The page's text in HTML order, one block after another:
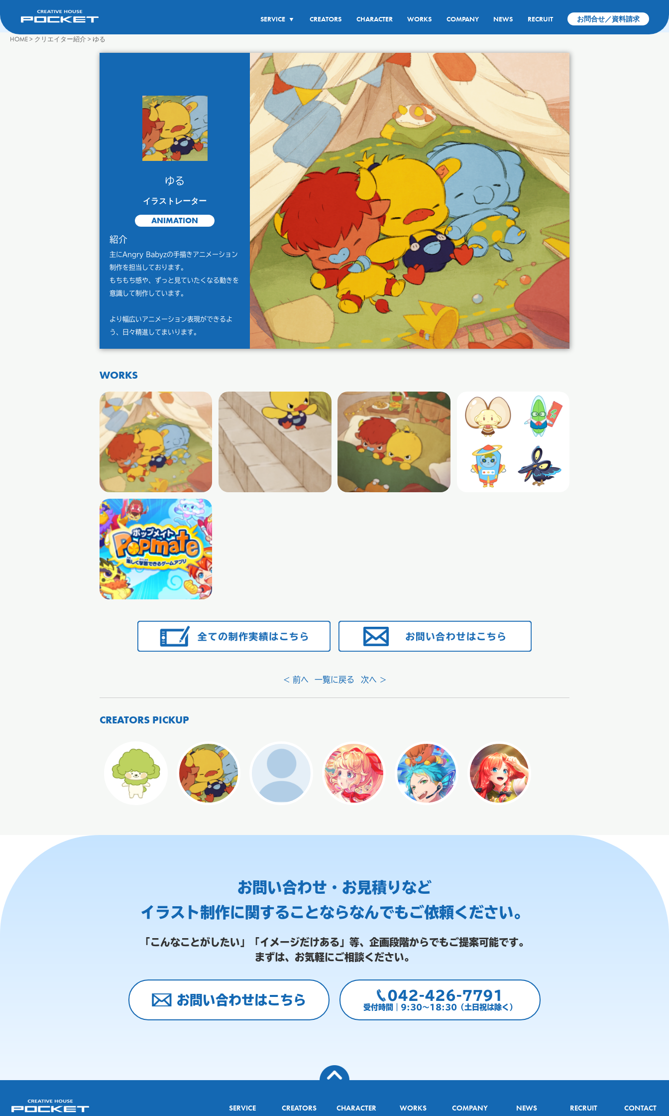
SERVICE ▼ CREATORS CHARACTER WORKS COMPANY NEWS RECRUIT お問合せ／資料請求
HOME> クリエイター紹介 > ゆる
ゆる
イラストレーター
ANIMATION
紹介
主にAngry Babyzの手描きアニメーション
制作を担当しております。
もちもち感や、ずっと見ていたくなる動きを
意識して制作しています。
より幅広いアニメーション表現ができるよ
う、日々精進してまいります。
WORKS
< 前へ 一覧に戻る 次へ >
CREATORS PICKUP
お問い合わせ・お見積りなど
イラスト制作に関することならなんでもご依頼ください。
「こんなことがしたい」「イメージだけある」等、 企画段階からでもご提案可能です。
まずは、お気軽にご相談ください。
お問い合わせはこちら 042-426-7791
受付時間｜9:30～18:30（土日祝は除く）
SERVICE CREATORS CHARACTER WORKS COMPANY NEWS RECRUIT CONTACT